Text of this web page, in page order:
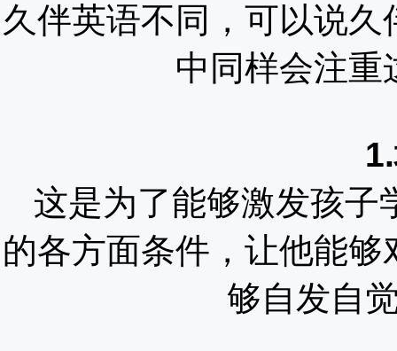
久伴英语不同，可以说
中同样会注重
这是为了能够激发孩子
的各方面条件，让他能
够自发自